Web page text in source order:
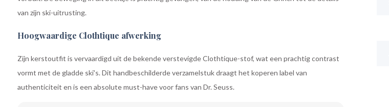
van zijn ski-uitrusting.
Hoogwaardige Clothtique afwerking
Zijn kerstoutfit is vervaardigd uit de bekende verstevigde Clothtique-stof, wat een prachtig contrast
vormt met de gladde ski's. Dit handbeschilderde verzamelstuk draagt het koperen label van
authenticiteit en is een absolute must-have voor fans van Dr. Seuss.